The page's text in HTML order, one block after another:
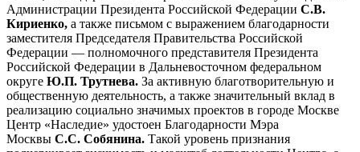
Администрации Президента Российской Федерации С.В.
Кириенко, а также письмом с выражением благодарности
заместителя Председателя Правительства Российской
Федерации — полномочного представителя Президента
Российской Федерации в Дальневосточном федеральном
округе Ю.П. Трутнева. За активную благотворительную и
общественную деятельность, а также значительный вклад в
реализацию социально значимых проектов в городе Москве
Центр «Наследие» удостоен Благодарности Мэра
Москвы С.С. Собянина. Такой уровень признания